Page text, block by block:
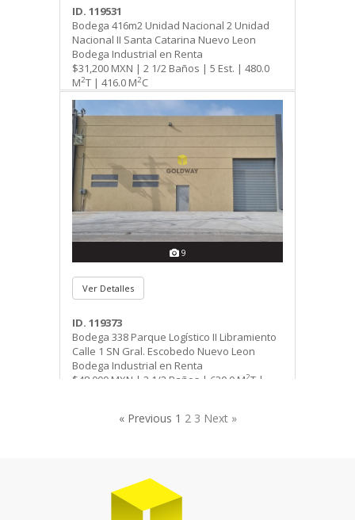
ID. 119531
Bodega 416m2 Unidad Nacional 2 Unidad
Nacional II Santa Catarina Nuevo Leon
Bodega Industrial en Renta
$31,200 MXN | 2 1/2 Baños | 5 Est. | 480.0
M2T | 416.0 M2C
9
Ver Detalles
ID. 119373
Bodega 338 Parque Logístico II Libramiento
Calle 1 SN Gral. Escobedo Nuevo Leon
Bodega Industrial en Renta
$48,000 MXN | 2 1/2 Baños | 630.0 M2T |
« Previous 1 2 3 Next »